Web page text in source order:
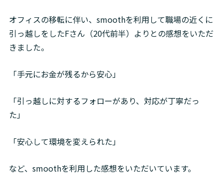
オフィスの移転に伴い、smoothを利用して職場の近くに
引っ越しをしたFさん（20代前半）よりとの感想をいただ
きました。
「手元にお金が残るから安心」
「引っ越しに対するフォローがあり、対応が丁寧だっ
た」
「安心して環境を変えられた」
など、smoothを利用した感想をいただいています。